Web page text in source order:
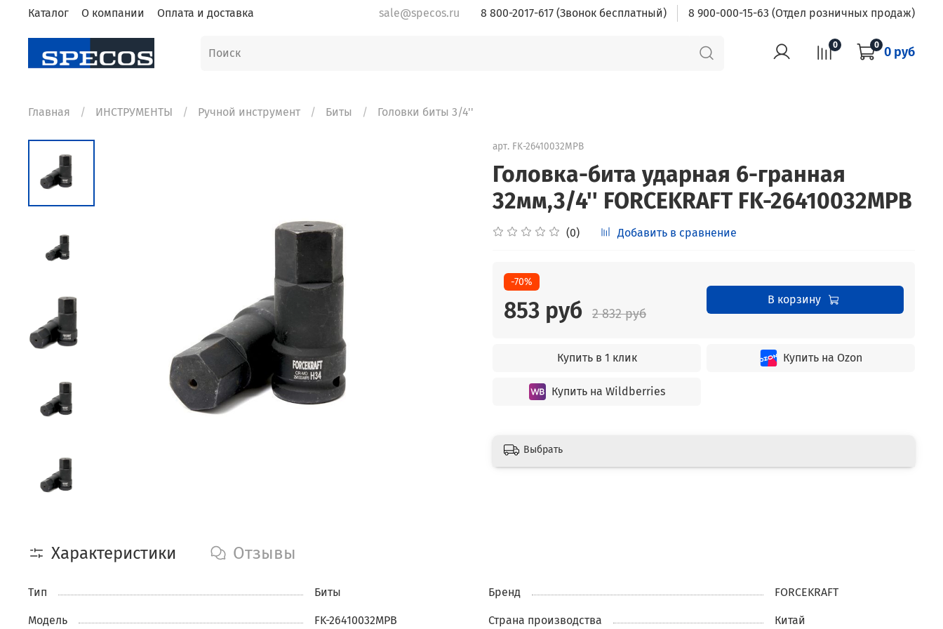
Каталог О компании Оплата и доставка sale@specos.ru 8 800-2017-617 (Звонок бесплатный) 8 900-000-15-63 (Отдел розничных продаж)
0 0 0 руб
Главная ИНСТРУМЕНТЫ Ручной инструмент Биты Головки биты 3/4''
арт. FK-26410032MPB
Головка-бита ударная 6-гранная
32мм,3/4'' FORCEKRAFT FK-26410032MPB
(0) Добавить в сравнение
-70%
853 руб 2 832 руб
В корзину
Купить в 1 клик Купить на Ozon
Купить на Wildberries
Выбрать
Характеристики Отзывы
Тип Биты Бренд FORCEKRAFT
Модель FK-26410032MPB Страна производства Китай